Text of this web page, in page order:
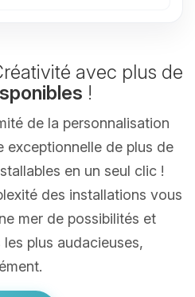
avec plus de
!
de la personnalisation
exceptionnelle de plus de
en un seul clic !
des installations vous
mer de possibilités et
plus audacieuses,